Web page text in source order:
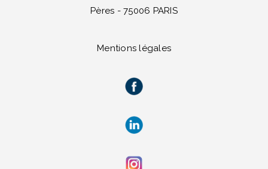
Pères - 75006 PARIS
Mentions légales